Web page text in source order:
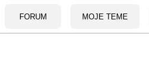
FORUM MOJE TEME